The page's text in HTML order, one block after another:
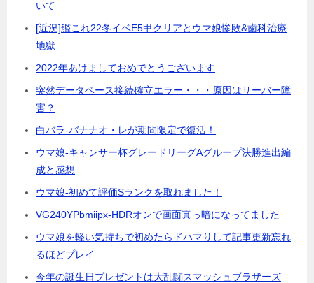
いて
[近況]艦これ22冬イベE5甲クリアとウマ娘惨敗&歯科治療
地獄
2022年あけましておめでとうございます
突然データベース接続確立エラー・・・原因はサーバー障
害？
白バラ-バナナオ・レが期間限定で復活！
ウマ娘-キャンサー杯グレードリーグAグループ決勝進出編
成と感想
ウマ娘-初めて評価Sランクを取れました！
VG240YPbmiipx-HDRオンで画面真っ暗になってました
ウマ娘を軽い気持ちで初めたらドハマりして記事更新忘れ
るほどプレイ
今年の誕生日プレゼントは大乱闘スマッシュブラザーズ